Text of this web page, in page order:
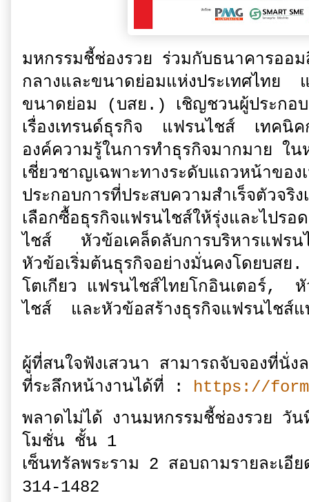
มหกรรมชี้ช่องรวย ร่วมกับธนาคารอ
กลางและขนาดย่อมแห่งประเทศไทย
ขนาดย่อม (บสย.) เชิญชวนผู้ประกอบ
เรื่องเทรนด์ธุรกิจ แฟรนไชส์ เทค
องค์ความรู้ในการทำธุรกิจมากมาย ใ
เชี่ยวชาญเฉพาะทางระดับแถวหน้าขอ
ประกอบการที่ประสบความสำเร็จตัวจ
เลือกซื้อธุรกิจแฟรนไชส์ให้รุ่งและไป
ไชส์ หัวข้อเคล็ดลับการบริหารแฟรน
หัวข้อเริ่มต้นธุรกิจอย่างมั่นคงโดยบ
โตเกียว แฟรนไชส์ไทยโกอินเตอร์,
ไชส์ และหัวข้อสร้างธุรกิจแฟรนไชส์
ผู้ที่สนใจฟังเสวนา สามารถจับจองที่นั่ง
ที่ระลึกหน้างานได้ที่ : https://
พลาดไม่ได้ งานมหกรรมชี้ช่องรวย
โมชั่น ชั้น 1
เซ็นทรัลพระราม 2 สอบถามรายละเอี
314-1482